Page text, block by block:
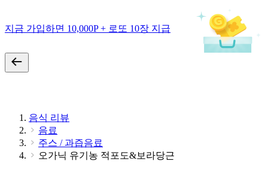
지금 가입하면 10,000P + 로또 10장 지급
음식 리뷰
음료
주스 / 과즙음료
오가닉 유기농 적포도&보라당근